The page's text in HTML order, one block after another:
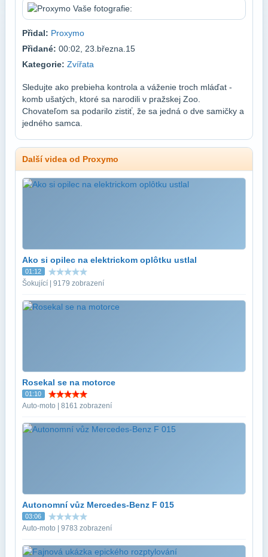
Přidal: Proxymo
Přidané: 00:02, 23.března.15
Kategorie: Zvířata
Sledujte ako prebieha kontrola a váženie troch mláďat -
komb ušatých, ktoré sa narodili v pražskej Zoo.
Chovateľom sa podarilo zistiť, že sa jedná o dve samičky a
jedného samca.
Další videa od Proxymo
Ako si opilec na elektrickom oplôtku ustlal
01:12
Šokující | 9179 zobrazení
Rosekal se na motorce
01:10
Auto-moto | 8161 zobrazení
Autonomní vůz Mercedes-Benz F 015
03:06
Auto-moto | 9783 zobrazení